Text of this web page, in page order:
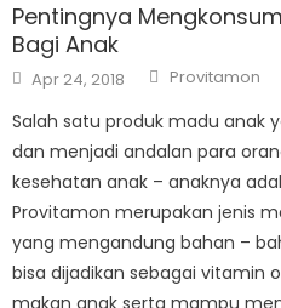
Pentingnya
Bagi Anak
Posted
on
Apr 24, 2018 Author
Provitamon
Salah satu produk madu anak
dan menjadi andalan para
kesehatan anak – anaknya
Provitamon merupakan jenis
yang mengandung bahan –
bisa dijadikan sebagai vitamin